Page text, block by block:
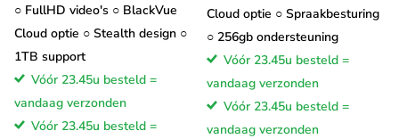
○ FullHD video's ○ BlackVue
Cloud optie ○ Stealth design ○
1TB support
Vóór 23.45u besteld =
vandaag verzonden
Vóór 23.45u besteld =
Cloud optie ○ Spraakbesturing
○ 256gb ondersteuning
Vóór 23.45u besteld =
vandaag verzonden
Vóór 23.45u besteld =
vandaag verzonden